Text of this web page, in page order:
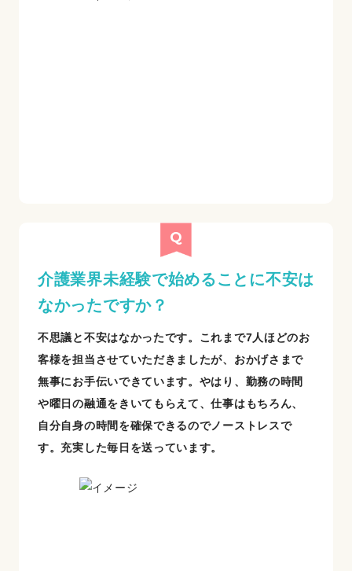
介護業界未経験で始めることに不安は
なかったですか？
不思議と不安はなかったです。これまで7人ほどのお
客様を担当させていただきましたが、おかげさまで
無事にお手伝いできています。やはり、勤務の時間
や曜日の融通をきいてもらえて、仕事はもちろん、
自分自身の時間を確保できるのでノーストレスで
す。充実した毎日を送っています。